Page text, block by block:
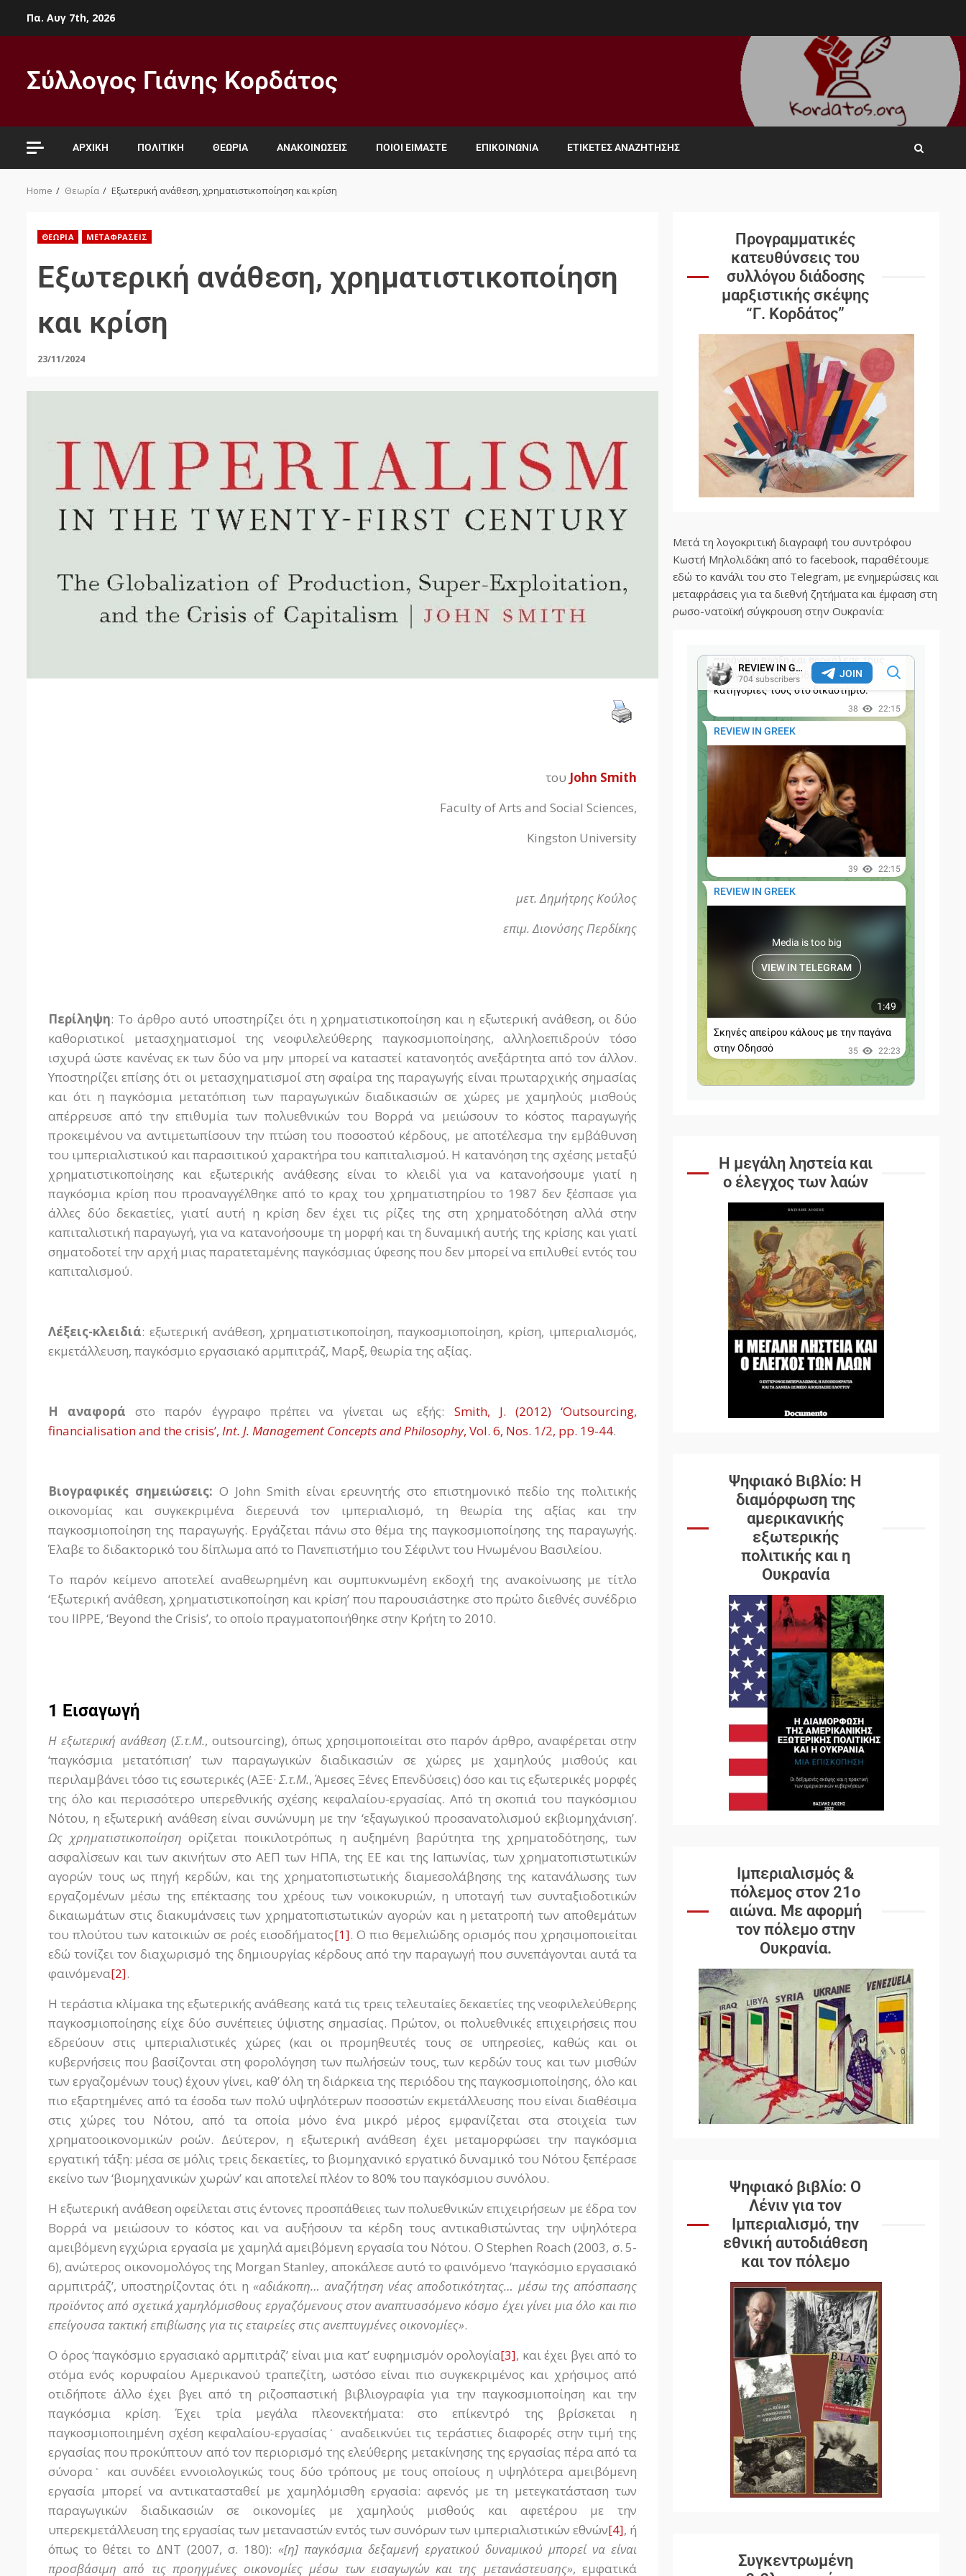
Πα. Αυγ 7th, 2026
Σύλλογος Γιάνης Κορδάτος
ΑΡΧΙΚΉ ΠΟΛΙΤΙΚΉ ΘΕΩΡΊΑ ΑΝΑΚΟΙΝΏΣΕΙΣ ΠΟΙΟΙ ΕΊΜΑΣΤΕ ΕΠΙΚΟΙΝΩΝΊΑ ΕΤΙΚΈΤΕΣ ΑΝΑΖΉΤΗΣΗΣ
Home Θεωρία Εξωτερική ανάθεση, χρηματιστικοποίηση και κρίση
ΘΕΩΡΊΑ ΜΕΤΑΦΡΆΣΕΙΣ
Εξωτερική ανάθεση, χρηματιστικοποίηση
και κρίση
23/11/2024
του John Smith
Faculty of Arts and Social Sciences,
Kingston University
μετ. Δημήτρης Κούλος
επιμ. Διονύσης Περδίκης
Περίληψη: Το άρθρο αυτό υποστηρίζει ότι η χρηματιστικοποίηση και η εξωτερική ανάθεση, οι δύο
καθοριστικοί μετασχηματισμοί της νεοφιλελεύθερης παγκοσμιοποίησης, αλληλοεπιδρούν τόσο
ισχυρά ώστε κανένας εκ των δύο να μην μπορεί να καταστεί κατανοητός ανεξάρτητα από τον άλλον.
Υποστηρίζει επίσης ότι οι μετασχηματισμοί στη σφαίρα της παραγωγής είναι πρωταρχικής σημασίας
και ότι η παγκόσμια μετατόπιση των παραγωγικών διαδικασιών σε χώρες με χαμηλούς μισθούς
απέρρευσε από την επιθυμία των πολυεθνικών του Βορρά να μειώσουν το κόστος παραγωγής
προκειμένου να αντιμετωπίσουν την πτώση του ποσοστού κέρδους, με αποτέλεσμα την εμβάθυνση
του ιμπεριαλιστικού και παρασιτικού χαρακτήρα του καπιταλισμού. Η κατανόηση της σχέσης μεταξύ
χρηματιστικοποίησης και εξωτερικής ανάθεσης είναι το κλειδί για να κατανοήσουμε γιατί η
παγκόσμια κρίση που προαναγγέλθηκε από το κραχ του χρηματιστηρίου το 1987 δεν ξέσπασε για
άλλες δύο δεκαετίες, γιατί αυτή η κρίση δεν έχει τις ρίζες της στη χρηματοδότηση αλλά στην
καπιταλιστική παραγωγή, για να κατανοήσουμε τη μορφή και τη δυναμική αυτής της κρίσης και γιατί
σηματοδοτεί την αρχή μιας παρατεταμένης παγκόσμιας ύφεσης που δεν μπορεί να επιλυθεί εντός του
καπιταλισμού.
Λέξεις-κλειδιά: εξωτερική ανάθεση, χρηματιστικοποίηση, παγκοσμιοποίηση, κρίση, ιμπεριαλισμός,
εκμετάλλευση, παγκόσμιο εργασιακό αρμπιτράζ, Μαρξ, θεωρία της αξίας.
Η αναφορά στο παρόν έγγραφο πρέπει να γίνεται ως εξής: Smith, J. (2012) ‘Outsourcing,
financialisation and the crisis’, Int. J. Management Concepts andPhilosophy, Vol. 6, Nos. 1/2, pp. 19-44.
Βιογραφικές σημειώσεις: Ο John Smith είναι ερευνητής στο επιστημονικό πεδίο της πολιτικής
οικονομίας και συγκεκριμένα διερευνά τον ιμπεριαλισμό, τη θεωρία της αξίας και την
παγκοσμιοποίηση της παραγωγής. Εργάζεται πάνω στο θέμα της παγκοσμιοποίησης της παραγωγής.
Έλαβε το διδακτορικό του δίπλωμα από το Πανεπιστήμιο του Σέφιλντ του Ηνωμένου Βασιλείου.
Το παρόν κείμενο αποτελεί αναθεωρημένη και συμπυκνωμένη εκδοχή της ανακοίνωσης με τίτλο
‘Εξωτερική ανάθεση, χρηματιστικοποίηση και κρίση’ που παρουσιάστηκε στο πρώτο διεθνές συνέδριο
του IIPPE, ‘Beyond the Crisis’, το οποίο πραγματοποιήθηκε στην Κρήτη το 2010.
1 Εισαγωγή
Η εξωτερική ανάθεση (Σ.τ.Μ., outsourcing), όπως χρησιμοποιείται στο παρόν άρθρο, αναφέρεται στην
‘παγκόσμια μετατόπιση’ των παραγωγικών διαδικασιών σε χώρες με χαμηλούς μισθούς και
περιλαμβάνει τόσο τις εσωτερικές (ΑΞΕ· Σ.τ.Μ., Άμεσες Ξένες Επενδύσεις) όσο και τις εξωτερικές μορφές
της όλο και περισσότερο υπερεθνικής σχέσης κεφαλαίου-εργασίας. Από τη σκοπιά του παγκόσμιου
Νότου, η εξωτερική ανάθεση είναι συνώνυμη με την ‘εξαγωγικού προσανατολισμού εκβιομηχάνιση’.
Ως χρηματιστικοποίησηορίζεται ποικιλοτρόπως η αυξημένη βαρύτητα της χρηματοδότησης, των
ασφαλίσεων και των ακινήτων στο ΑΕΠ των ΗΠΑ, της ΕΕ και της Ιαπωνίας, των χρηματοπιστωτικών
αγορών τους ως πηγή κερδών, και της χρηματοπιστωτικής διαμεσολάβησης της κατανάλωσης των
εργαζομένων μέσω της επέκτασης του χρέους των νοικοκυριών, η υποταγή των συνταξιοδοτικών
δικαιωμάτων στις διακυμάνσεις των χρηματοπιστωτικών αγορών και η μετατροπή των αποθεμάτων
του πλούτου των κατοικιών σε ροές εισοδήματος[1]. Ο πιο θεμελιώδης ορισμός που χρησιμοποιείται
εδώ τονίζει τον διαχωρισμό της δημιουργίας κέρδους από την παραγωγή που συνεπάγονται αυτά τα
φαινόμενα[2].
Η τεράστια κλίμακα της εξωτερικής ανάθεσης κατά τις τρεις τελευταίες δεκαετίες της νεοφιλελεύθερης
παγκοσμιοποίησης είχε δύο συνέπειες ύψιστης σημασίας. Πρώτον, οι πολυεθνικές επιχειρήσεις που
εδρεύουν στις ιμπεριαλιστικές χώρες (και οι προμηθευτές τους σε υπηρεσίες, καθώς και οι
κυβερνήσεις που βασίζονται στη φορολόγηση των πωλήσεών τους, των κερδών τους και των μισθών
των εργαζομένων τους) έχουν γίνει, καθ’ όλη τη διάρκεια της περιόδου της παγκοσμιοποίησης, όλο και
πιο εξαρτημένες από τα έσοδα των πολύ υψηλότερων ποσοστών εκμετάλλευσης που είναι διαθέσιμα
στις χώρες του Νότου, από τα οποία μόνο ένα μικρό μέρος εμφανίζεται στα στοιχεία των
χρηματοοικονομικών ροών. Δεύτερον, η εξωτερική ανάθεση έχει μεταμορφώσει την παγκόσμια
εργατική τάξη: μέσα σε μόλις τρεις δεκαετίες, το βιομηχανικό εργατικό δυναμικό του Νότου ξεπέρασε
εκείνο των ‘βιομηχανικών χωρών’ και αποτελεί πλέον το 80% του παγκόσμιου συνόλου.
Η εξωτερική ανάθεση οφείλεται στις έντονες προσπάθειες των πολυεθνικών επιχειρήσεων με έδρα τον
Βορρά να μειώσουν το κόστος και να αυξήσουν τα κέρδη τους αντικαθιστώντας την υψηλότερα
αμειβόμενη εγχώρια εργασία με χαμηλά αμειβόμενη εργασία του Νότου. Ο Stephen Roach (2003, σ. 5-
6), ανώτερος οικονομολόγος της Morgan Stanley, αποκάλεσε αυτό το φαινόμενο ‘παγκόσμιο εργασιακό
αρμπιτράζ’, υποστηρίζοντας ότι η «αδιάκοπη… αναζήτηση νέας αποδοτικότητας… μέσω της απόσπασης
προϊόντος από σχετικά χαμηλόμισθους εργαζόμενους στον αναπτυσσόμενο κόσμο έχει γίνει μια όλο και πιο
επείγουσα τακτική επιβίωσης για τις εταιρείες στις ανεπτυγμένες οικονομίες».
Ο όρος ‘παγκόσμιο εργασιακό αρμπιτράζ’ είναι μια κατ’ ευφημισμόν ορολογία[3], και έχει βγει από το
στόμα ενός κορυφαίου Αμερικανού τραπεζίτη, ωστόσο είναι πιο συγκεκριμένος και χρήσιμος από
οτιδήποτε άλλο έχει βγει από τη ριζοσπαστική βιβλιογραφία για την παγκοσμιοποίηση και την
παγκόσμια κρίση. Έχει τρία μεγάλα πλεονεκτήματα: στο επίκεντρό της βρίσκεται η
παγκοσμιοποιημένη σχέση κεφαλαίου-εργασίας˙ αναδεικνύει τις τεράστιες διαφορές στην τιμή της
εργασίας που προκύπτουν από τον περιορισμό της ελεύθερης μετακίνησης της εργασίας πέρα από τα
σύνορα˙ και συνδέει εννοιολογικώς τους δύο τρόπους με τους οποίους η υψηλότερα αμειβόμενη
εργασία μπορεί να αντικατασταθεί με χαμηλόμισθη εργασία: αφενός με τη μετεγκατάσταση των
παραγωγικών διαδικασιών σε οικονομίες με χαμηλούς μισθούς και αφετέρου με την
υπερεκμετάλλευση της εργασίας των μεταναστών εντός των συνόρων των ιμπεριαλιστικών εθνών[4], ή
όπως το θέτει το ΔΝΤ (2007, σ. 180): «[η] παγκόσμια δεξαμενή εργατικού δυναμικού μπορεί να είναι
προσβάσιμη από τις προηγμένες οικονομίες μέσω των εισαγωγών και της μετανάστευσης», εμφατικά
Προγραμματικές
κατευθύνσεις του
συλλόγου διάδοσης
μαρξιστικής σκέψης
“Γ. Κορδάτος”
Μετά τη λογοκριτική διαγραφή του συντρόφου
Κωστή Μηλολιδάκη από το facebook, παραθέτουμε
εδώ το κανάλι του στο Telegram, με ενημερώσεις και
μεταφράσεις για τα διεθνή ζητήματα και έμφαση στη
ρωσο-νατοϊκή σύγκρουση στην Ουκρανία:
Η μεγάλη ληστεία και
ο έλεγχος των λαών
Ψηφιακό Βιβλίο: Η
διαμόρφωση της
αμερικανικής
εξωτερικής
πολιτικής και η
Ουκρανία
Ιμπεριαλισμός &
πόλεμος στον 21ο
αιώνα. Mε αφορμή
τον πόλεμο στην
Ουκρανία.
Ψηφιακό βιβλίο: Ο
Λένιν για τον
Ιμπεριαλισμό, την
εθνική αυτοδιάθεση
και τον πόλεμο
Συγκεντρωμένη